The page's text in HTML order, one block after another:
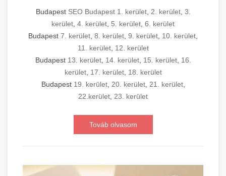
Budapest SEO Budapest 1. kerület, 2. kerület, 3.
kerület, 4. kerület, 5. kerület, 6. kerület
Budapest 7. kerület, 8. kerület, 9. kerület, 10. kerület,
11. kerület, 12. kerület
Budapest 13. kerület, 14. kerület, 15. kerület, 16.
kerület, 17. kerület, 18. kerület
Budapest 19. kerület, 20. kerület, 21. kerület,
22.kerület, 23. kerület
Továb olvasom